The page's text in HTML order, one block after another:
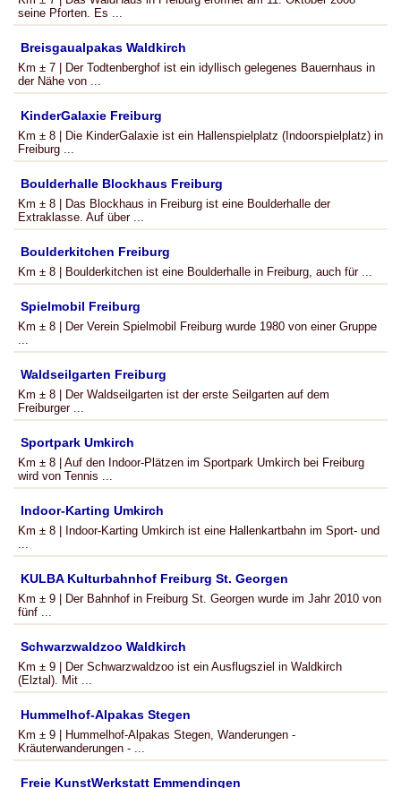
seine Pforten. Es ...
Breisgaualpakas Waldkirch
Km ± 7 | Der Todtenberghof ist ein idyllisch gelegenes Bauernhaus in
der Nähe von ...
KinderGalaxie Freiburg
Km ± 8 | Die KinderGalaxie ist ein Hallenspielplatz (Indoorspielplatz) in
Freiburg ...
Boulderhalle Blockhaus Freiburg
Km ± 8 | Das Blockhaus in Freiburg ist eine Boulderhalle der
Extraklasse. Auf über ...
Boulderkitchen Freiburg
Km ± 8 | Boulderkitchen ist eine Boulderhalle in Freiburg, auch für ...
Spielmobil Freiburg
Km ± 8 | Der Verein Spielmobil Freiburg wurde 1980 von einer Gruppe
...
Waldseilgarten Freiburg
Km ± 8 | Der Waldseilgarten ist der erste Seilgarten auf dem
Freiburger ...
Sportpark Umkirch
Km ± 8 | Auf den Indoor-Plätzen im Sportpark Umkirch bei Freiburg
wird von Tennis ...
Indoor-Karting Umkirch
Km ± 8 | Indoor-Karting Umkirch ist eine Hallenkartbahn im Sport- und
...
KULBA Kulturbahnhof Freiburg St. Georgen
Km ± 9 | Der Bahnhof in Freiburg St. Georgen wurde im Jahr 2010 von
fünf ...
Schwarzwaldzoo Waldkirch
Km ± 9 | Der Schwarzwaldzoo ist ein Ausflugsziel in Waldkirch
(Elztal). Mit ...
Hummelhof-Alpakas Stegen
Km ± 9 | Hummelhof-Alpakas Stegen, Wanderungen -
Kräuterwanderungen - ...
Freie KunstWerkstatt Emmendingen